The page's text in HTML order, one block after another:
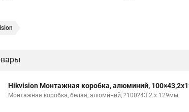
Hikvision Монтажная коробка, алюминий,
Монтажная коробка, белая, алюминий, ?100?43.2 x 129мм